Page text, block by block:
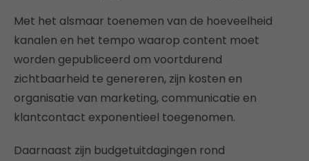
Met het alsmaar toenemen van de hoeveelheid
kanalen en het tempo waarop content moet
worden gepubliceerd om voortdurend
zichtbaarheid te genereren, zijn kosten en
organisatie van marketing, communicatie en
klantcontact exponentieel toegenomen.
Daarnaast zijn budgetuitdagingen rond